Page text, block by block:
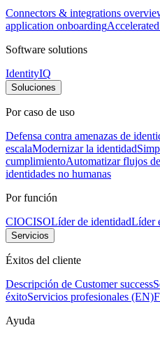
Connectors & integrations
application onboarding
Software solutions
IdentityIQ
Soluciones
Por caso de uso
Defensa contra amenazas de
escalaModernizar la identidad
cumplimientoAutomatizar flujos
identidades no humanas
Por función
CIOCISOLíder de identidadLíder
Servicios
Éxitos del cliente
Descripción de Customer success
éxitoServicios profesionales (EN)
Ayuda